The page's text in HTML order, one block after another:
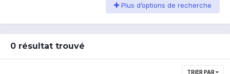
Plus d’options de recherche
0 résultat trouvé
TRIER PAR